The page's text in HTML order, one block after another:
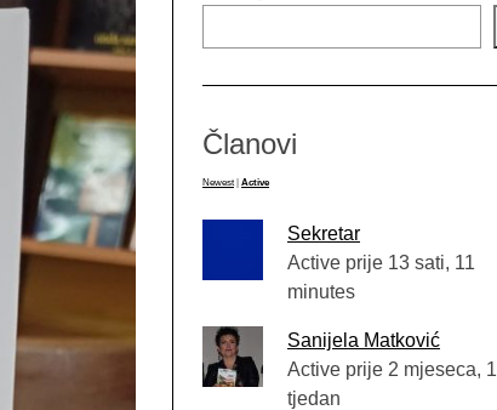
Članovi
Newest Active
Sekretar
Active prije 13 sati, 11
minutes
Sanijela Matković
Active prije 2 mjeseca, 1
tjedan